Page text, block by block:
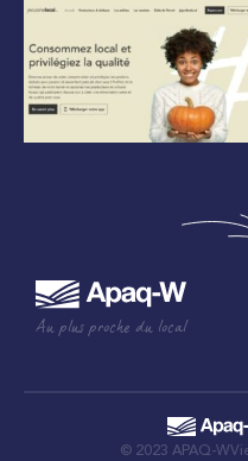
Au plus proche du local
© 2023 APAQ-W